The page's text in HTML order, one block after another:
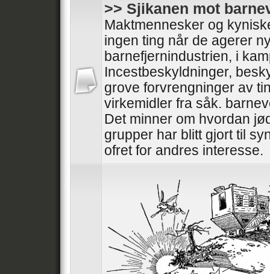
>> Sjikanen mot
Maktmennesker og
ingen ting når de agerer
barnefjernindustrien, i
Incestbeskyldninger,
grove forvrengninger av
virkemidler fra såk.
Det minner om hvordan
grupper har blitt gjort til
ofret for andres interesse.